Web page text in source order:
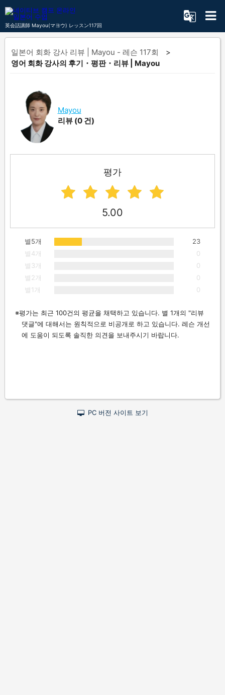
英会話講師 Mayou(マヨウ) レッスン117回
일본어 회화 강사 리뷰 | Mayou - 레슨 117회
영어 회화 강사의 후기・평판・리뷰 | Mayou
Mayou
리뷰 (0 건)
평가
5.00
별5개
23
별4개
0
별3개
0
별2개
0
별1개
0
평가는 최근 100건의 평균을 채택하고 있습니다. 별 1개의 "리뷰
댓글"에 대해서는 원칙적으로 비공개로 하고 있습니다. 레슨 개선
에 도움이 되도록 솔직한 의견을 보내주시기 바랍니다.
PC 버전 사이트 보기